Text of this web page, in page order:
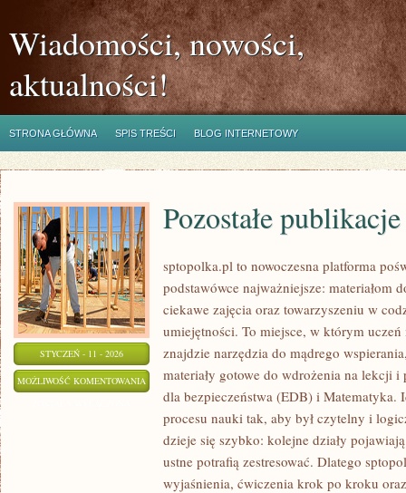
Wiadomości, nowości,
aktualności!
STRONA GŁÓWNA SPIS TREŚCI BLOG INTERNETOWY
STYCZEŃ - 11 - 2026
MOŻLIWOŚĆ KOMENTOWANIA POZOSTAŁE
PUBLIKACJE
Pozostałe publikacje
sptopolka.pl to nowoczesna platforma
podstawówce najważniejsze: materiałom
ciekawe zajęcia oraz towarzyszeniu w
umiejętności. To miejsce, w którym
znajdzie narzędzia do mądrego
materiały gotowe do wdrożenia na lekcji
dla bezpieczeństwa (EDB) i Matematyka.
procesu nauki tak, aby był czytelny i
dzieje się szybko: kolejne działy
ustne potrafią zestresować. Dlatego
wyjaśnienia, ćwiczenia krok po kroku